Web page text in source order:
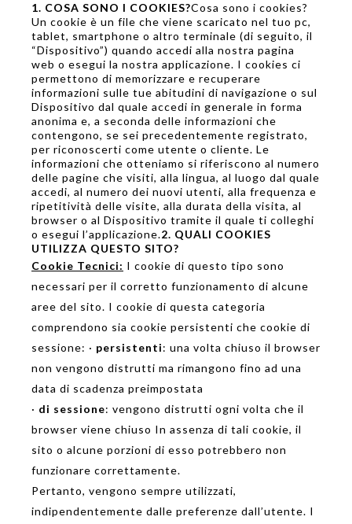
1. COSA SONO I COOKIES?Cosa sono i cookies?
Un cookie è un file che viene scaricato nel tuo pc,
tablet, smartphone o altro terminale (di seguito, il
“Dispositivo”) quando accedi alla nostra pagina
web o esegui la nostra applicazione. I cookies ci
permettono di memorizzare e recuperare
informazioni sulle tue abitudini di navigazione o sul
Dispositivo dal quale accedi in generale in forma
anonima e, a seconda delle informazioni che
contengono, se sei precedentemente registrato,
per riconoscerti come utente o cliente. Le
informazioni che otteniamo si riferiscono al numero
delle pagine che visiti, alla lingua, al luogo dal quale
accedi, al numero dei nuovi utenti, alla frequenza e
ripetitività delle visite, alla durata della visita, al
browser o al Dispositivo tramite il quale ti colleghi
o esegui l’applicazione.2. QUALI COOKIES
UTILIZZA QUESTO SITO?
Cookie Tecnici: I cookie di questo tipo sono
necessari per il corretto funzionamento di alcune
aree del sito. I cookie di questa categoria
comprendono sia cookie persistenti che cookie di
sessione: · persistenti: una volta chiuso il browser
non vengono distrutti ma rimangono fino ad una
data di scadenza preimpostata
· di sessione: vengono distrutti ogni volta che il
browser viene chiuso In assenza di tali cookie, il
sito o alcune porzioni di esso potrebbero non
funzionare correttamente.
Pertanto, vengono sempre utilizzati,
indipendentemente dalle preferenze dall’utente. I